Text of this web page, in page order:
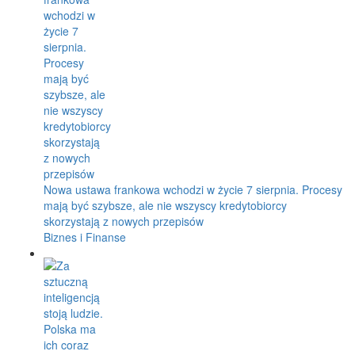
Nowa ustawa frankowa wchodzi w życie 7 sierpnia. Procesy
mają być szybsze, ale nie wszyscy kredytobiorcy
skorzystają z nowych przepisów
Biznes i Finanse